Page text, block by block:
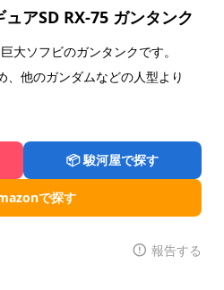
アSD RX-75 ガンタンク
大ソフビのガンタンクです。
、他のガンダムなどの人型より
📦 駿河屋で探す
で探す
報告する